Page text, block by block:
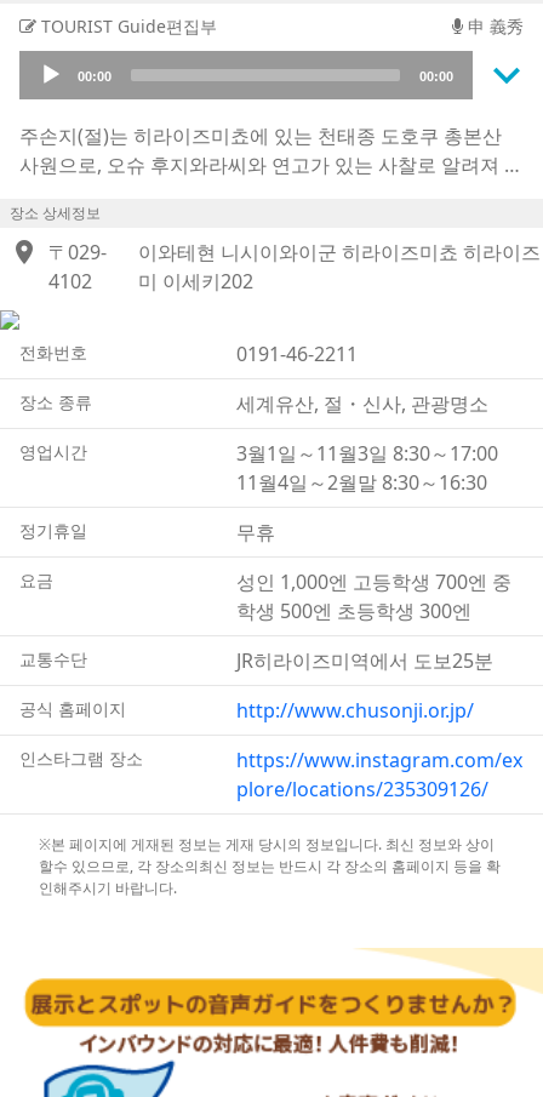
TOURIST Guide편집부 申 義秀
Audio
Player
00:00 00:00 keyboard_arrow_down
주손지(절)는 히라이즈미쵸에 있는 천태종 도호쿠 총본산
사원으로, 오슈 후지와라씨와 연고가 있는 사찰로 알려져 있
헤이안 시대 후기에 건립된 불당 「주손지 곤지키도」를 비
롯해 많은 문화재를 보유한 역사적 가치가 높은 사원으로,
2011 년에 세계 유산에 등재되었습니다 .
기요히라에 의해 건립되어, 당시의 정토교 불교 건축의 기술
이 결집된 건물로서 국보로 지정되어 있습니다. 내부는 3 개
의 방으로 나누어져 있으며 건물 내외가 모두 금박으로 되어
있어 제단 아래에 있는 관에는 오슈 후지와라 4대의 시신이
안치되어 있습니다.
경내에는 덴쿄다이시 사이쵸 시대부터 있는 「후메츠노 호
우토(불멸의 법등)」를 안치한 본당과 1684년에 센다이 번
주가 세운 본존부동명왕을 모시는 후메이도가 있어, 도호쿠
지역 천태종의 본산으로 지금도 많은 참배객들이 찾고 있습
장소 상세정보
location_on
〒029-
4102
이와테현 니시이와이군 히라이즈미쵸 히라이즈
미 이세키202
전화번호 0191-46-2211
장소 종류 세계유산, 절・신사, 관광명소
영업시간
3월1일～11월3일 8:30～17:00
11월4일～2월말 8:30～16:30
정기휴일 무휴
요금
성인 1,000엔 고등학생 700엔 중
학생 500엔 초등학생 300엔
교통수단 JR히라이즈미역에서 도보25분
공식 홈페이지 http://www.chusonji.or.jp/
인스타그램 장소
https://www.instagram.com/ex
plore/locations/235309126/
※본 페이지에 게재된 정보는 게재 당시의 정보입니다. 최신 정보와 상이
할수 있으므로, 각 장소의최신 정보는 반드시 각 장소의 홈페이지 등을 확
인해주시기 바랍니다.